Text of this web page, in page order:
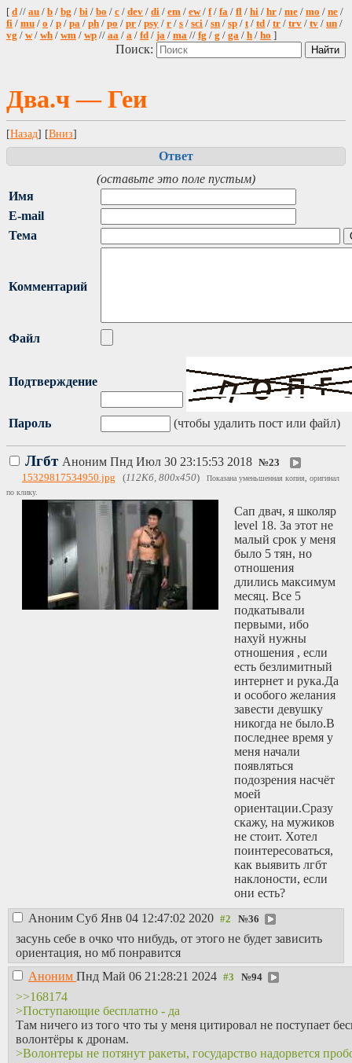
[ d // au / b / bg / bi / bo / c / dev / di / em / ew/ f/ fa / fl / hi / hr / me / mo / ne /
fi / mu / o / p / pa / ph / po / pr / psy / r / s / sci / sn / sp / t/ td / tr / trv / tv / un /
vg / w/ wh / wm / wp // aa / a / fd / ja / ma // fg / g / ga / h / ho ]
Поиск:
Два.ч — Геи
[Назад] [Вниз]
Ответ
(оставьте это поле пустым)
Имя
E-mail
Тема
Комментарий
Файл
Подтверждение
Пароль (чтобы удалить пост или файл)
Лгбт Аноним Пнд Июл 30 23:15:53 2018 №23
15329817534950.jpg (112Кб, 800x450)
Показана уменьшенная копия, оригинал
по клику.
Сап двач, я школяр
level 18. За этот не
малый срок у меня
было 5 тян, но
отношения
длились максимум
месяц. Все 5
подкатывали
первыми, ибо
нахуй нужны
отношения , если
есть безлимитный
интернет и рука.Да
и особого желания
завести девушку
никогда не было.В
последнее время у
меня начали
появляться
подозрения насчёт
моей
ориентации.Сразу
скажу, на мужиков
не стоит. Хотел
поинтересоваться,
как выявить лгбт
наклоности, если
они есть?
Аноним Суб Янв 04 12:47:02 2020 №36
засунь себе в очко что нибудь, от этого не будет зависить
ориентация, но мб понравится
Аноним Пнд Май 06 21:28:21 2024 №94
>>168174
>Поступающие бесплатно - да
Там ничего из того что ты у меня цитировал не поступает
волонтёры к дронам.
>Волонтеры не потянут ракеты, государство надорвется